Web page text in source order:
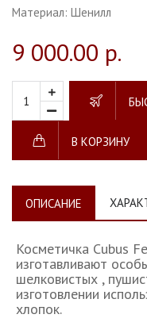
Материал: Шенилл
9 000.00 р.
В КОРЗИНУ
ОПИСАНИЕ
Косметичка Cubus
изготавливают
шелковистых ,
изготовлении
хлопок.